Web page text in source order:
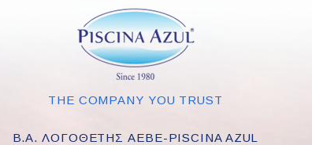
THE COMPANY YOU TRUST
Β.Α. ΛΟΓΟΘΕΤΗΣ ΑΕΒΕ-PISCINA AZUL